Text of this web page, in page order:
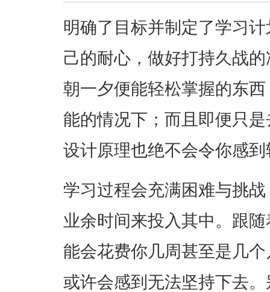
明确了目标并制定了学习
己的耐心，做好打持久战
朝一夕便能轻松掌握的东
能的情况下；而且即便只
设计原理也绝不会令你感
学习过程会充满困难与挑
业余时间来投入其中。跟
能会花费你几周甚至是几
或许会感到无法坚持下去